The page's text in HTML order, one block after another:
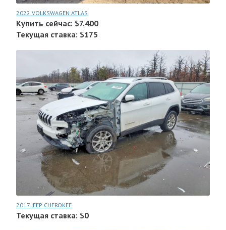
2022 VOLKSWAGEN ATLAS
Купить сейчас: $7.400
Текущая ставка: $175
2017 JEEP CHEROKEE
Текущая ставка: $0